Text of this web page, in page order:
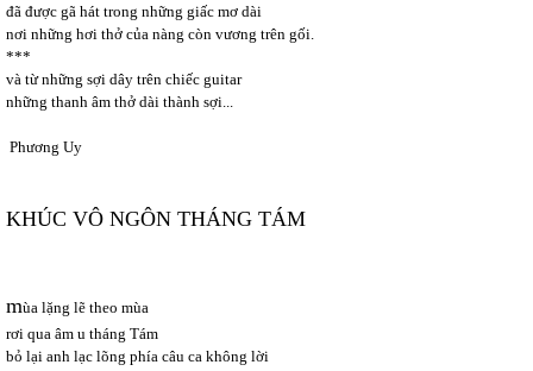
đã được gã hát trong những giấc mơ dài
nơi những hơi thở của nàng còn vương trên gối.
***
và từ những sợi dây trên chiếc guitar
những thanh âm thở dài thành sợi...
Phương Uy
KHÚC VÔ NGÔN THÁNG TÁM
mùa lặng lẽ theo mùa
rơi qua âm u tháng Tám
bỏ lại anh lạc lõng phía câu ca không lời